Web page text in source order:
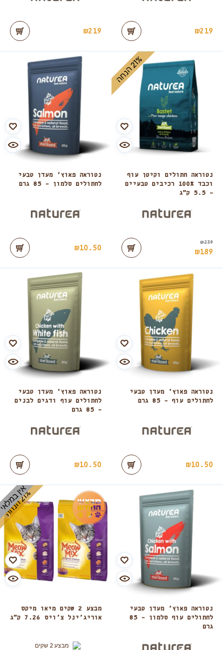
₪219
₪219
נטוראה חתולים וקיטן עוף
וכבד 100% רכיבים טבעיים
– 5.5 ק”ג
₪239
₪189
2
1
%
ה
נ
ח
ה
נטוראה פאוץ’ מעדן טבעי
לחתולים סלמון – 85 גרם
₪10.50
נטוראה פאוץ’ מעדן טבעי
לחתולים עוף – 85 גרם
₪10.50
נטוראה פאוץ’ מעדן טבעי
לחתולים עוף ודגים לבנים
– 85 גרם
₪10.50
נטוראה פאוץ’ מעדן טבעי
לחתולים עוף סלמון – 85
גרם
מבצע 2 שקים מיאו מיקס
אוריג’ינל צ’ויס 7.26 ק”ג
2
1
%
ה
נ
ח
ה
אין